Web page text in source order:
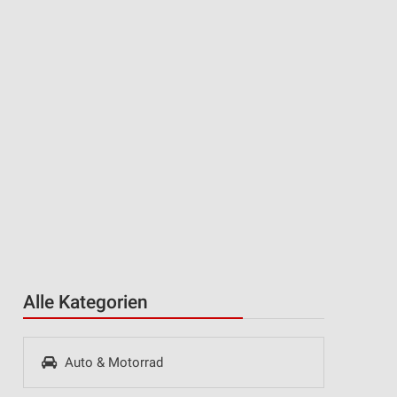
Alle Kategorien
Auto & Motorrad